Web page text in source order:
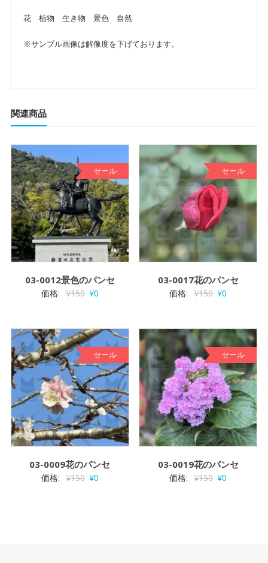
花 植物 生き物 景色 自然
※サンプル画像は解像度を下げております。
関連商品
セール
03-0012景色のパンセ
価格: ¥150 ¥0
セール
03-0017花のパンセ
価格: ¥150 ¥0
セール
03-0009花のパンセ
価格: ¥150 ¥0
セール
03-0019花のパンセ
価格: ¥150 ¥0